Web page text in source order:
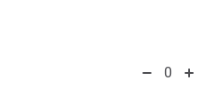
0